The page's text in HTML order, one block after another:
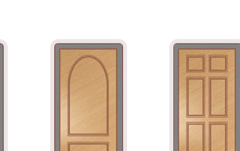
Д-35 СС